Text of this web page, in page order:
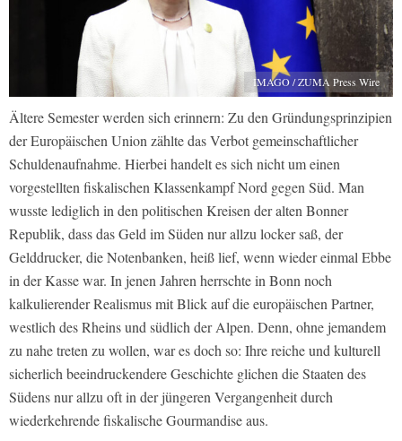
IMAGO / ZUMA Press Wire
Ältere Semester werden sich erinnern: Zu den Gründungsprinzipien
der Europäischen Union zählte das Verbot gemeinschaftlicher
Schuldenaufnahme. Hierbei handelt es sich nicht um einen
vorgestellten fiskalischen Klassenkampf Nord gegen Süd. Man
wusste lediglich in den politischen Kreisen der alten Bonner
Republik, dass das Geld im Süden nur allzu locker saß, der
Gelddrucker, die Notenbanken, heiß lief, wenn wieder einmal Ebbe
in der Kasse war. In jenen Jahren herrschte in Bonn noch
kalkulierender Realismus mit Blick auf die europäischen Partner,
westlich des Rheins und südlich der Alpen. Denn, ohne jemandem
zu nahe treten zu wollen, war es doch so: Ihre reiche und kulturell
sicherlich beeindruckendere Geschichte glichen die Staaten des
Südens nur allzu oft in der jüngeren Vergangenheit durch
wiederkehrende fiskalische Gourmandise aus.